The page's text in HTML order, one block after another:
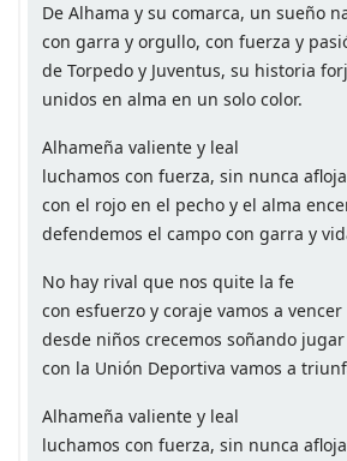
De Alhama y su comarca, un sueño
con garra y orgullo, con fuerza y
de Torpedo y Juventus, su historia
unidos en alma en un solo color.
Alhameña valiente y leal
luchamos con fuerza, sin nunca
con el rojo en el pecho y el alma
defendemos el campo con garra y
No hay rival que nos quite la fe
con esfuerzo y coraje vamos a vencer
desde niños crecemos soñando jugar
con la Unión Deportiva vamos a
Alhameña valiente y leal
luchamos con fuerza, sin nunca